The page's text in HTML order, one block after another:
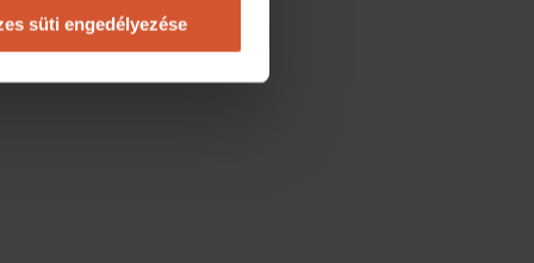
süti engedélyezése